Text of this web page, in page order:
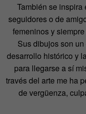
También se
seguidores o de
femeninos y
Sus dibujos son
desarrollo histórico y
para llegarse a sí
través del arte me ha
de vergüenza,